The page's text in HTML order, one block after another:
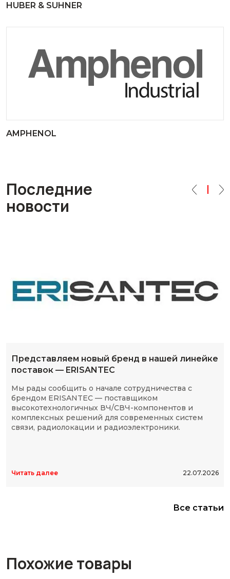
HUBER & SUHNER
AMPHENOL
Последние
новости
Представляем новый бренд в нашей линейке
поставок — ERISANTEC
Мы рады сообщить о начале сотрудничества с
брендом ERISANTEC — поставщиком
высокотехнологичных ВЧ/СВЧ-компонентов и
комплексных решений для современных систем
связи, радиолокации и радиоэлектроники.
Читать далее 22.07.2026
Все статьи
Похожие товары